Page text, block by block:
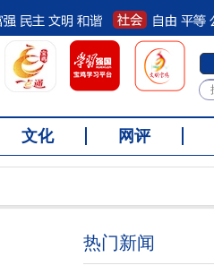
文化 网评
热门新闻